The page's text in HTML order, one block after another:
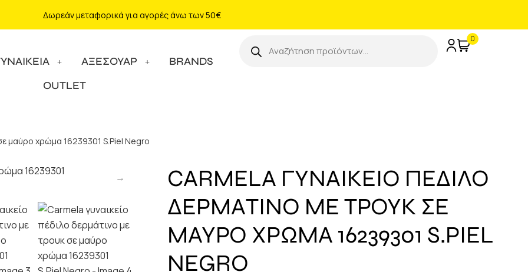
Δωρεάν μεταφορικά για αγορές άνω των 50€
ΑΞΕΣΟΥΑΡ
BRANDS
OUTLET
0
μαύρο χρώμα 16239301 S.Piel Negro
CARMELA ΓΥΝΑΙΚΕΙΟ ΠΕΔΙΛΟ
ΔΕΡΜΑΤΙΝΟ ΜΕ ΤΡΟΥΚ ΣΕ
ΜΑΥΡΟ ΧΡΩΜΑ 16239301 S.PIEL
NEGRO